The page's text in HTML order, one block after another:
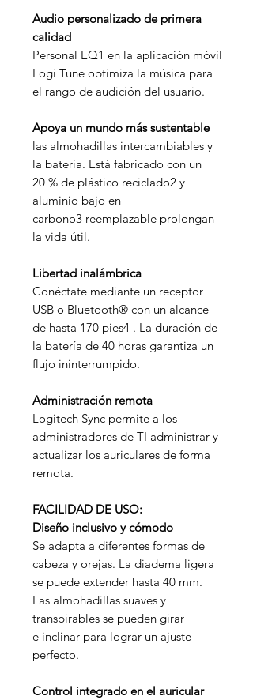
Audio personalizado de primera
calidad
Personal EQ1 en la aplicación móvil
Logi Tune optimiza la música para
el rango de audición del usuario.
Apoya un mundo más sustentable
las almohadillas intercambiables y
la batería. Está fabricado con un
20 % de plástico reciclado2 y
aluminio bajo en
carbono3 reemplazable prolongan
la vida útil.
Libertad inalámbrica
Conéctate mediante un receptor
USB o Bluetooth® con un alcance
de hasta 170 pies4 . La duración de
la batería de 40 horas garantiza un
flujo ininterrumpido.
Administración remota
Logitech Sync permite a los
administradores de TI administrar y
actualizar los auriculares de forma
remota.
FACILIDAD DE USO:
Diseño inclusivo y cómodo
Se adapta a diferentes formas de
cabeza y orejas. La diadema ligera
se puede extender hasta 40 mm.
Las almohadillas suaves y
transpirables se pueden girar
e inclinar para lograr un ajuste
perfecto.
Control integrado en el auricular